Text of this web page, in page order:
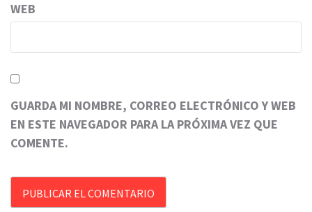
WEB
GUARDA MI NOMBRE, CORREO ELECTRÓNICO Y WEB
EN ESTE NAVEGADOR PARA LA PRÓXIMA VEZ QUE
COMENTE.